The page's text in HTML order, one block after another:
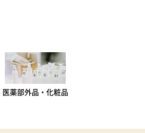
医薬部外品・化粧品